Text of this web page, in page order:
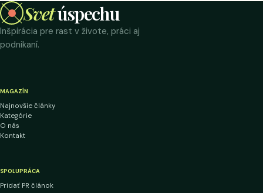
Svetúspechu
Inšpirácia pre rast v živote, práci aj
podnikaní.
MAGAZÍN
Najnovšie články
Kategórie
O nás
Kontakt
SPOLUPRÁCA
Pridať PR článok